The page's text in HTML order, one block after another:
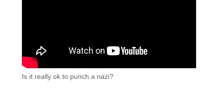
Is it really ok to punch a nazi?